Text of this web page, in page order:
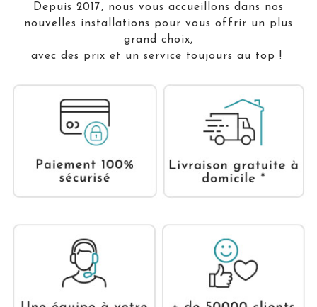
Depuis 2017, nous vous accueillons dans nos
nouvelles installations pour vous offrir un plus
grand choix,
avec des prix et un service toujours au top !